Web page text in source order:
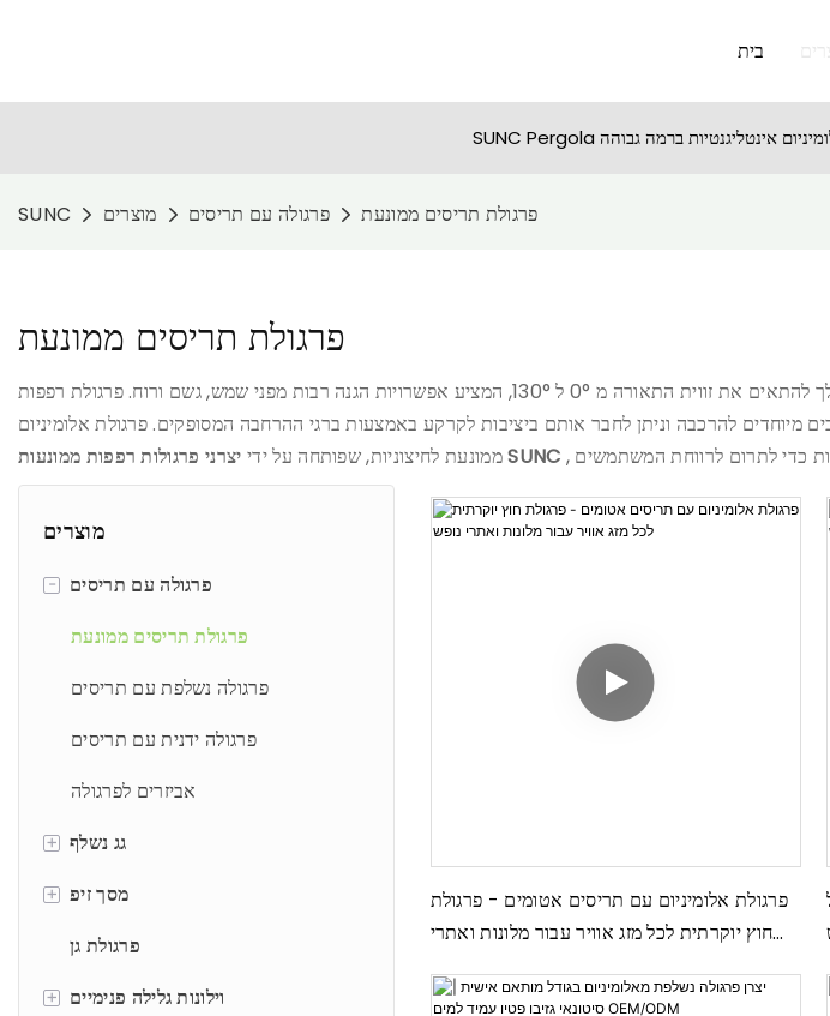
בית
SUNC מוצרים פרגולה עם תריסים פרגולת תריסים ממונעת
פרגולת תריסים ממונעת
פרגולת האלומיניום הממונעת עם גג רפפה מתכוונן: העיצוב הייחודי של גג רפפה קשיח מאפשר לך להתאים את זווית התאורה מ 0° ל 130°, המציע אפשרויות הגנה רבות מפני שמש, גשם ורוח. פרגולת רפפות
מיוחדים להרכבה וניתן לחבר אותם ביציבות לקרקע באמצעות ברגי ההרחבה המסופקים. פרגולת אלומיניום
ממונעת לחיצוניות, שפותחה על ידייצרני פרגולות רפפות ממונעות SUNC
מוצרים
-
פרגולה עם תריסים
פרגולת תריסים ממונעת
פרגולה נשלפת עם תריסים
פרגולה ידנית עם תריסים
אביזרים לפרגולה
+ גג נשלף
פרגולת PVC
+ מסך זיפ
תריסים ידניים
תריסים ממונעים
פרגולת גן
+ וילונות גלילה פנימיים
פרגולת אלומיניום עם תריסים אטומים - פרגולת
חוץ יוקרתית לכל מזג אוויר עבור מלונות ואתרי